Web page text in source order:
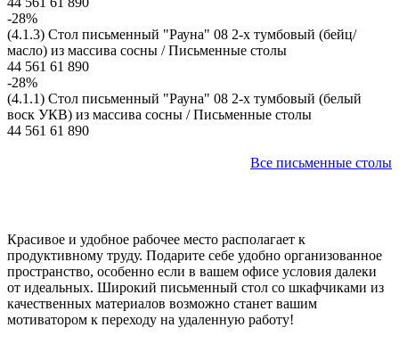
-28%
(4.1.3) Стол письменный "Рауна" 08 2-х тумбовый (бейц/
масло) из массива сосны / Письменные столы
44 561 61 890
-28%
(4.1.1) Стол письменный "Рауна" 08 2-х тумбовый (белый
воск УКВ) из массива сосны / Письменные столы
44 561 61 890
Все письменные столы
Красивое и удобное рабочее место располагает к
продуктивному труду. Подарите себе удобно организованное
пространство, особенно если в вашем офисе условия далеки
от идеальных. Широкий письменный стол со шкафчиками из
качественных материалов возможно станет вашим
мотиватором к переходу на удаленную работу!